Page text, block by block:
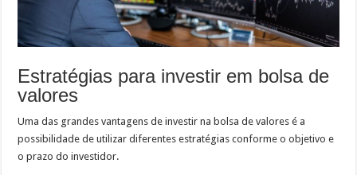
Estratégias para investir em bolsa de
valores
Uma das grandes vantagens de investir na bolsa de valores é a
possibilidade de utilizar diferentes estratégias conforme o objetivo e
o prazo do investidor.